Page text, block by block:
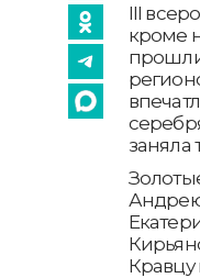
III
кроме
прошли
заняла
Кравцу